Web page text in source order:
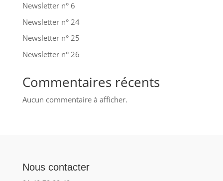
Newsletter n° 6
Newsletter n° 24
Newsletter n° 25
Newsletter n° 26
Commentaires récents
Aucun commentaire à afficher.
Nous contacter